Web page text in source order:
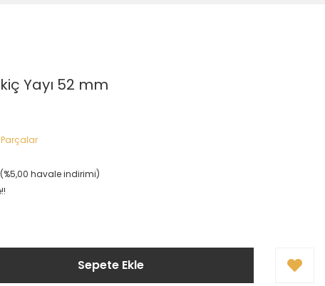
Yayı 52 mm
Parçalar
(%5,00 havale indirimi)
Sepete Ekle